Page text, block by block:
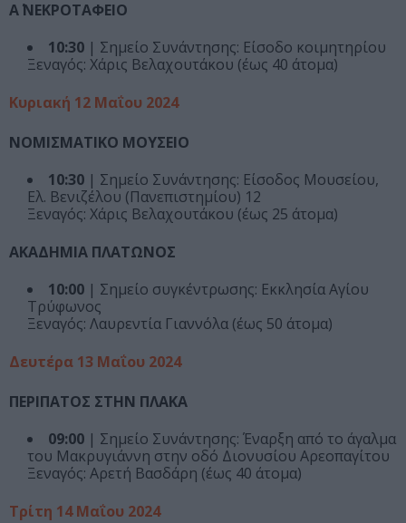
Α΄ ΝΕΚΡΟΤΑΦΕΙΟ
10:30 | Σημείο Συνάντησης: Είσοδο κοιμητηρίου
Ξεναγός: Χάρις Βελαχουτάκου (έως 40 άτομα)
Κυριακή 12 Μαΐου 2024
ΝΟΜΙΣΜΑΤΙΚΟ ΜΟΥΣΕΙΟ
10:30 | Σημείο Συνάντησης: Είσοδος Μουσείου,
Ελ. Βενιζέλου (Πανεπιστημίου) 12
Ξεναγός: Χάρις Βελαχουτάκου (έως 25 άτομα)
ΑΚΑΔΗΜΙΑ ΠΛΑΤΩΝΟΣ
10:00 | Σημείο συγκέντρωσης: Εκκλησία Αγίου
Τρύφωνος
Ξεναγός: Λαυρεντία Γιαννόλα (έως 50 άτομα)
Δευτέρα 13 Μαΐου 2024
ΠΕΡΙΠΑΤΟΣ ΣΤΗΝ ΠΛΑΚΑ
09:00 | Σημείο Συνάντησης: Έναρξη από το άγαλμα
του Μακρυγιάννη στην οδό Διονυσίου Αρεοπαγίτου
Ξεναγός: Αρετή Βασδάρη (έως 40 άτομα)
Τρίτη 14 Μαΐου 2024